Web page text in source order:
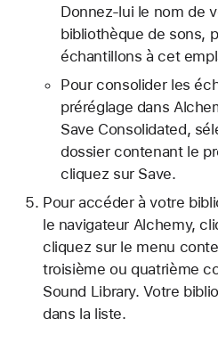
Donnez-lui le nom de
bibliothèque de sons,
échantillons à cet
Pour consolider les
préréglage dans
Save Consolidated,
dossier contenant le
cliquez sur Save.
Pour accéder à votre
le navigateur Alchemy,
cliquez sur le menu
troisième ou quatrième
Sound Library. Votre
dans la liste.